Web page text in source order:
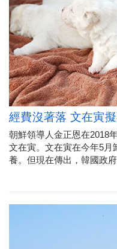
經費沒著落 文在寅
朝鮮領導人金正恩在2018
文在寅。文在寅在今年5月
養。但現在傳出，韓國政